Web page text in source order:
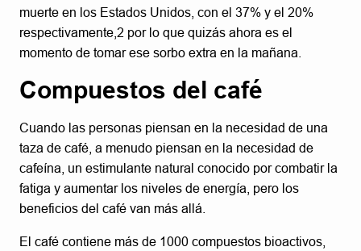
muerte en los Estados Unidos, con el 37% y el 20%
respectivamente,2 por lo que quizás ahora es el
momento de tomar ese sorbo extra en la mañana.
Compuestos del café
Cuando las personas piensan en la necesidad de una
taza de café, a menudo piensan en la necesidad de
cafeína, un estimulante natural conocido por combatir la
fatiga y aumentar los niveles de energía, pero los
beneficios del café van más allá.
El café contiene más de 1000 compuestos bioactivos,